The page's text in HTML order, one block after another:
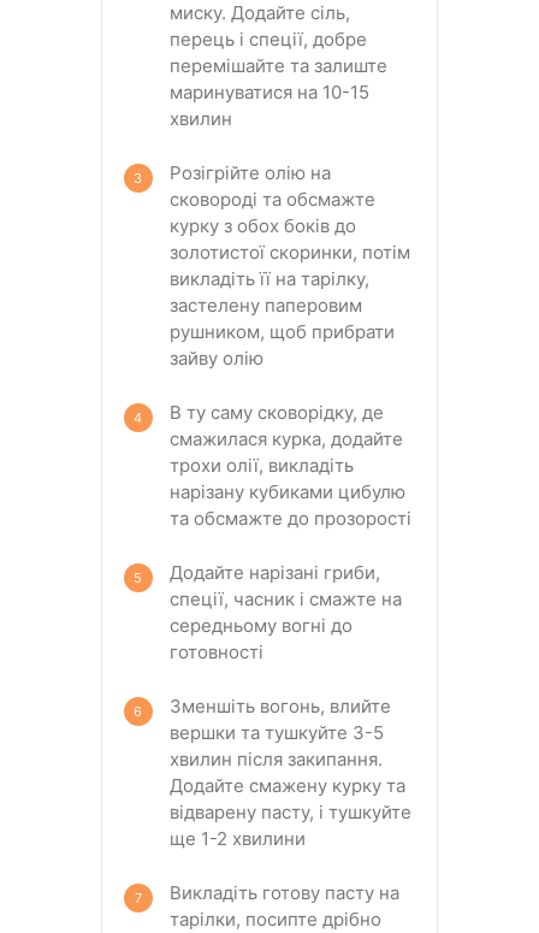
миску. Додайте сіль,
перець і спеції, добре
перемішайте та залиште
маринуватися на 10-15
хвилин
Розігрійте олію на
сковороді та обсмажте
курку з обох боків до
золотистої скоринки, потім
викладіть її на тарілку,
застелену паперовим
рушником, щоб прибрати
зайву олію
В ту саму сковорідку, де
смажилася курка, додайте
трохи олії, викладіть
нарізану кубиками цибулю
та обсмажте до прозорості
Додайте нарізані гриби,
спеції, часник і смажте на
середньому вогні до
готовності
Зменшіть вогонь, влийте
вершки та тушкуйте 3-5
хвилин після закипання.
Додайте смажену курку та
відварену пасту, і тушкуйте
ще 1-2 хвилини
Викладіть готову пасту на
тарілки, посипте дрібно